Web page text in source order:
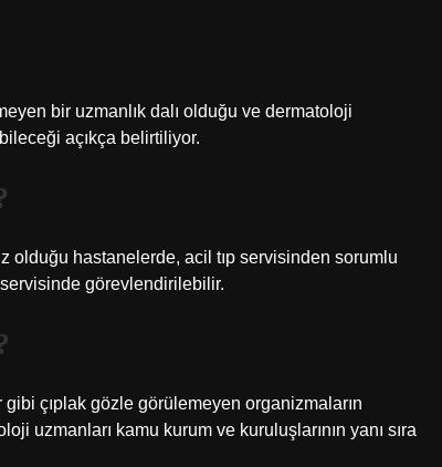
bir uzmanlık dalı olduğu ve dermatoloji
açıkça belirtiliyor.
olduğu hastanelerde, acil tıp servisinden sorumlu
görevlendirilebilir.
çıplak gözle görülemeyen organizmaların
uzmanları kamu kurum ve kuruluşlarının yanı sıra